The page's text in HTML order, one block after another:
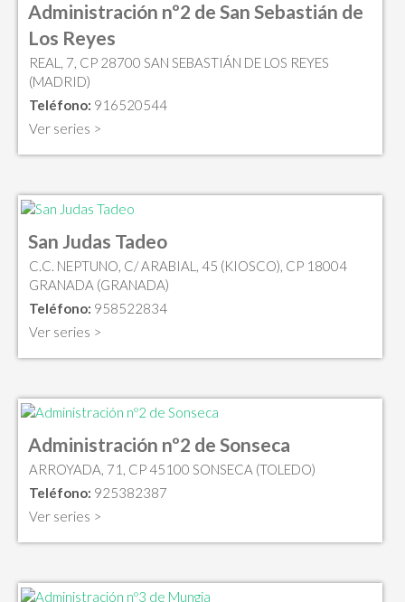
Administración nº2 de San Sebastián de
Los Reyes
REAL, 7, CP 28700 SAN SEBASTIÁN DE LOS REYES
(MADRID)
Teléfono: 916520544
Ver series >
San Judas Tadeo
C.C. NEPTUNO, C/ ARABIAL, 45 (KIOSCO), CP 18004
GRANADA (GRANADA)
Teléfono: 958522834
Ver series >
Administración nº2 de Sonseca
ARROYADA, 71, CP 45100 SONSECA (TOLEDO)
Teléfono: 925382387
Ver series >